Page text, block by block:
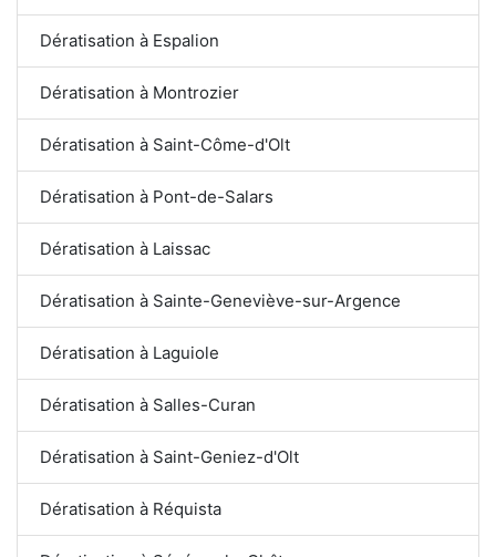
Dératisation à Espalion
Dératisation à Montrozier
Dératisation à Saint-Côme-d'Olt
Dératisation à Pont-de-Salars
Dératisation à Laissac
Dératisation à Sainte-Geneviève-sur-Argence
Dératisation à Laguiole
Dératisation à Salles-Curan
Dératisation à Saint-Geniez-d'Olt
Dératisation à Réquista